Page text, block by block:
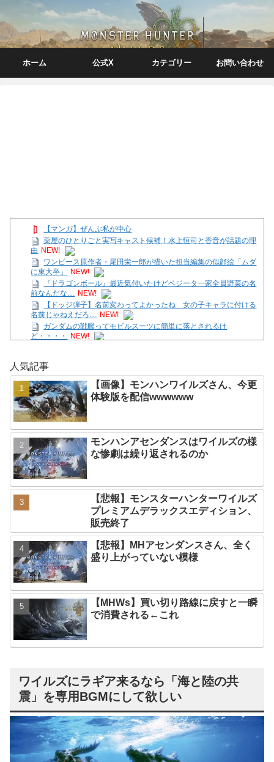
ホーム 公式X カテゴリー お問い合わせ
【マンガ】ぜんぶ私が中心
薬屋のひとりごと実写キャスト候補！水上恒司と香音が話題の理
由 NEW!
ワンピース原作者・尾田栄一郎が描いた担当編集の似顔絵「ムダ
に東大卒」
NEW!
『ドラゴンボール』最近気付いたけどベジータ一家全員野菜の名
前なんだな… NEW!
【ドッジ弾子】名前変わってよかったね 女の子キャラに付ける
名前じゃねえだろ… NEW!
ガンダムの戦艦ってモビルスーツに簡単に落とされるけ
ど・・・・
NEW!
【ガークリ】正統派だけど、デッッッカって感じの水着のマネ、
ラファエ口、セッシュウへの反応！！！
NEW!
【7/27～8/2ファミ通週販】「スプラトゥーン レイダース」2週連
続1位！ほか新作に「ほの暮しの庭 NEW!
【テトリス９９/参加型】ほんの30分だけの時間。
【SS】花帆「つぐみちゃーん！ 一緒に海行こうよー！」
Powered by livedoor 相互RSS
人気記事
【画像】モンハンワイルズさん、今更
体験版を配信wwwwww
モンハンアセンダンスはワイルズの様
な惨劇は繰り返されるのか
【悲報】モンスターハンターワイルズ
プレミアムデラックスエディション、
販売終了
【悲報】MHアセンダンスさん、全く
盛り上がっていない模様
【MHWs】買い切り路線に戻すと一瞬
で消費される←これ
ワイルズにラギア来るなら「海と陸の共
震」を専用BGMにして欲しい